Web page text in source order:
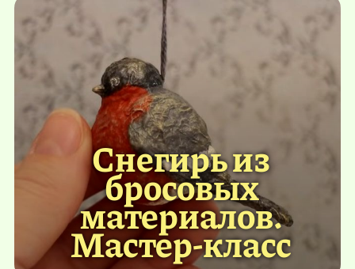
Cнегирь из
бросовых
материалов.
Мастер-класс